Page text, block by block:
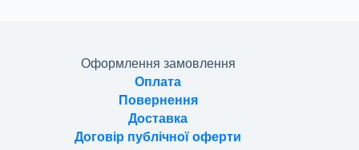
Оформлення замовлення
Оплата
Повернення
Доставка
Договір публічної оферти